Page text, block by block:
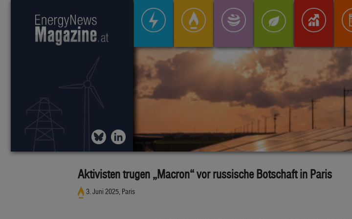
Aktivisten trugen „Macron“ vor russische Botschaft in Paris
3. Juni 2025, Paris